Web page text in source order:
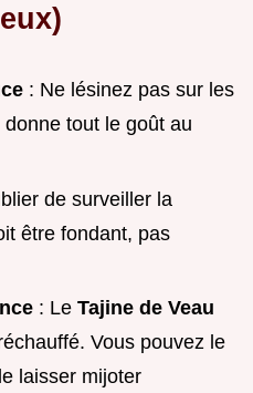
: Ne lésinez pas sur les
tout le goût au
de surveiller la
être fondant, pas
: Le Tajine de Veau
Vous pouvez le
laisser mijoter